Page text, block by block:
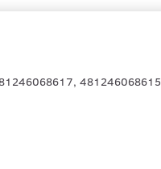
481246068615